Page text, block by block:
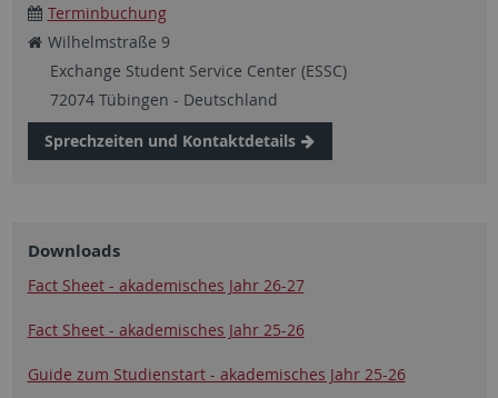
Terminbuchung
Wilhelmstraße 9
Exchange Student Service Center (ESSC)
72074 Tübingen - Deutschland
Sprechzeiten und Kontaktdetails
Downloads
Fact Sheet - akademisches Jahr 26-27
Fact Sheet - akademisches Jahr 25-26
Guide zum Studienstart - akademisches Jahr 25-26